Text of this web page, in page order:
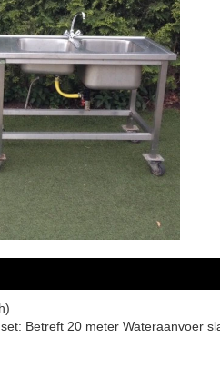
Betreft 20 meter Wateraanvoer